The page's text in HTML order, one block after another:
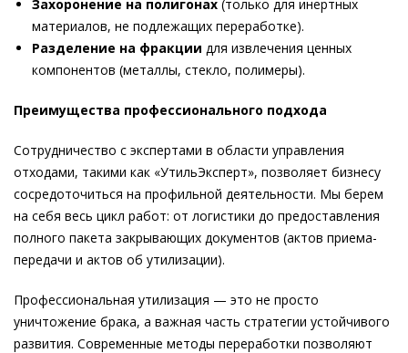
Захоронение на полигонах (только для инертных
материалов, не подлежащих переработке).
Разделение на фракции для извлечения ценных
компонентов (металлы, стекло, полимеры).
Преимущества профессионального подхода
Сотрудничество с экспертами в области управления
отходами, такими как «УтильЭксперт», позволяет бизнесу
сосредоточиться на профильной деятельности. Мы берем
на себя весь цикл работ: от логистики до предоставления
полного пакета закрывающих документов (актов приема-
передачи и актов об утилизации).
Профессиональная утилизация — это не просто
уничтожение брака, а важная часть стратегии устойчивого
развития. Современные методы переработки позволяют